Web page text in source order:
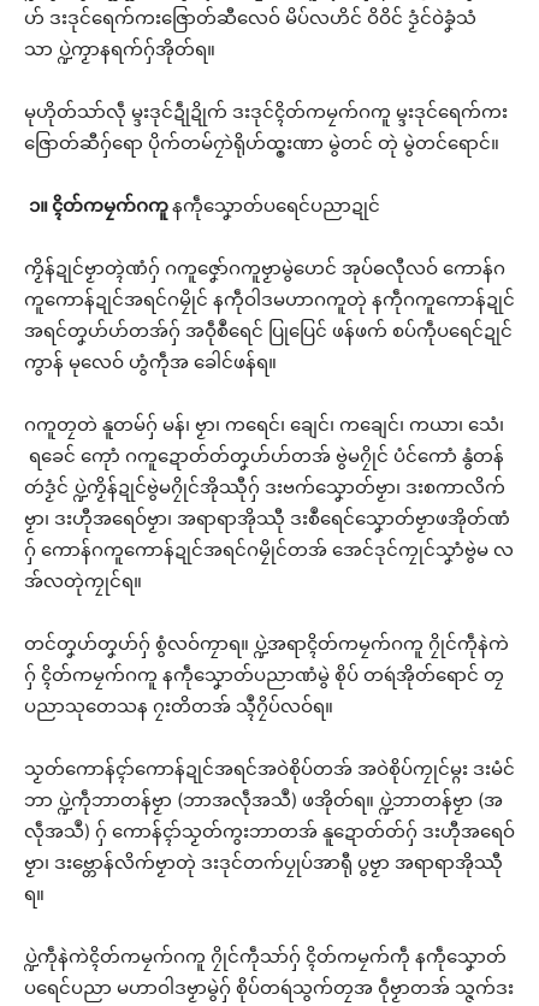
ဟ် ဒးဒုင်ရေက်ကးဇြောတ်ဆီလေဝ် မိပ်လဟိင် ဝိဝိင် ဒၟံင်ဝဲခၞံသံ
သာ ပ္ဍဲကၟာနရက်ဂှ်အိုတ်ရ။
မုဟိုတ်သာ်လဵု မ္ဒးဒုင်ဍဵုဍိုက် ဒးဒုင်ၚိတ်ကမၠက်ဂကူ မ္ဒးဒုင်ရေက်ကး
ဇြောတ်ဆီဂှ်ရော ပိုက်တမ်ဂၠာဲရိုဟ်ထ္ၜးဏာ မွဲတင် တုဲ မွဲတင်ရောင်။
၁။ၚိတ်ကမၠက်ဂကူနကဵုသၞောတ်ပရေင်ပညာဍုင်
ကၟိန်ဍုင်ဗၟာတ္ၚဲဏံဂှ် ဂကူဇၞော်ဂကူဗၟာမွဲဟေင် အုပ်ဓလီုလဝ် ကောန်ဂ
ကူကောန်ဍုင်အရင်ဂမၠိုင် နကဵုဝါဒမဟာဂကူတုဲ နကဵုဂကူကောန်ဍုင်
အရင်တၞဟ်ဟ်တအ်ဂှ် အဝဵုစဳရေင် ပြုပြေင် ဖန်ဖက် စပ်ကဵုပရေင်ဍုင်
ကွာန် မုလေဝ် ဟွံကဵုအ ခေါင်ဖန်ရ။
ဂကူတၠတဲ နူတမ်ဂှ် မန်၊ ဗၟာ၊ ကရေင်၊ ချေင်၊ ကချေင်၊ ကယာ၊ သေံ၊
ရခေင် ကေုာံ ဂကူဍောတ်တ်တၞဟ်ဟ်တအ် ဗွဲမဂၠိုင် ပံင်ကောံ နွံတန်
တဴဒၟံင် ပ္ဍဲကၟိန်ဍုင်ဗွဲမဂၠိုင်အိုဿီုဂှ် ဒးဗက်သၞောတ်ဗၟာ၊ ဒးစကာလိက်
ဗၟာ၊ ဒးဟီုအရေဝ်ဗၟာ၊ အရာရာအိုဿီု ဒးစဳရေင်သၞောတ်ဗၟာဖအိုတ်ဏံ
ဂှ် ကောန်ဂကူကောန်ဍုင်အရင်ဂမၠိုင်တအ် အေင်ဒုင်ကၠုင်သၞာံဗွဲမ လ
အ်လတုဲကၠုင်ရ။
တင်တၞဟ်တၞဟ်ဂှ် စွံလဝ်ကၠာရ။ ပ္ဍဲအရာၚိတ်ကမၠက်ဂကူ ဂၠိုင်ကဵုနဲကဲ
ဂှ် ၚိတ်ကမၠက်ဂကူ နကဵုသၞောတ်ပညာဏံမွဲ စိုပ် တရဴအိုတ်ရောင် တၠ
ပညာသုတေသန ဂၠးတိတအ် သ္ၚဳဂၠိပ်လဝ်ရ။
သၟတ်ကောန်ၚာ်ကောန်ဍုင်အရင်အဝဲစိုပ်တအ် အဝဲစိုပ်ကၠုင်မ္ဂး ဒးမံင်
ဘာ ပ္ဍဲကဵုဘာတန်ဗၟာ (ဘာအလဵုအသဳ) ဖအိုတ်ရ။ ပ္ဍဲဘာတန်ဗၟာ (အ
လဵုအသဳ) ဂှ် ကောန်ၚာ်သၟတ်ကွးဘာတအ် နူဍောတ်တ်ဂှ် ဒးဟီုအရေဝ်
ဗၟာ၊ ဒးဗ္တောန်လိက်ဗၟာတုဲ ဒးဒုင်တက်ပၠုပ်အာရီု ပွဗၟာ အရာရာအိုဿီု
ရ။
ပ္ဍဲကဵုနဲကဲၚိတ်ကမၠက်ဂကူ ဂၠိုင်ကဵုသာ်ဂှ် ၚိတ်ကမၠက်ကဵု နကဵုသၞောတ်
ပရေင်ပညာ မဟာဝါဒဗၟာမွဲဂှ် စိုပ်တရဴသွက်တၠအ ဝဵုဗၟာတအ် သ္ဇက်ဒး